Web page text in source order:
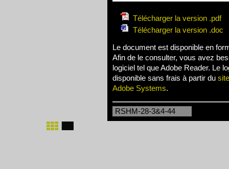
Télécharger la version .pdf
Télécharger la version .doc
Le document est disponible en
Afin de le consulter, vous avez
logiciel tel que Adobe Reader. Le
disponible sans frais à partir du
Adobe Systems.
RSHM-28-3&4-44